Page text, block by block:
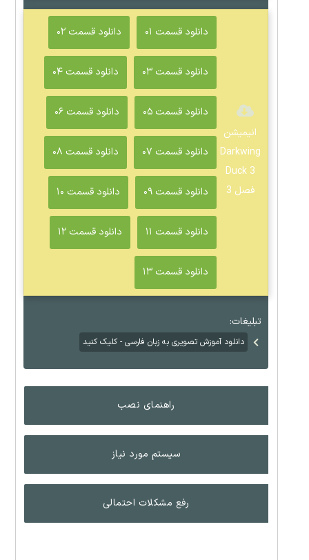
انیمیشن
Darkwing
Duck 3
فصل 3
دانلود قسمت ۰۱ دانلود قسمت ۰۲
دانلود قسمت ۰۳ دانلود قسمت ۰۴
دانلود قسمت ۰۵ دانلود قسمت ۰۶
دانلود قسمت ۰۷ دانلود قسمت ۰۸
دانلود قسمت ۰۹ دانلود قسمت ۱۰
دانلود قسمت ۱۱ دانلود قسمت ۱۲
دانلود قسمت ۱۳
تبلیغات:
دانلود آموزش تصویری به زبان فارسی - کلیک کنید
راهنمای نصب
سیستم مورد نیاز
رفع مشکلات احتمالی